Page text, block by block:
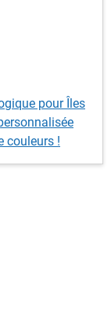
pour Îles
couleurs !